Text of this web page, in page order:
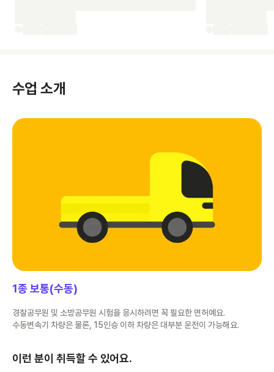
수업 소개
1종 보통(수동)
경찰공무원 및 소방공무원 시험을 응시하려면 꼭 필요한 면허예요.
수동변속기 차량은 물론, 15인승 이하 차량은 대부분 운전이 가능해요.
이런 분이 취득할 수 있어요.